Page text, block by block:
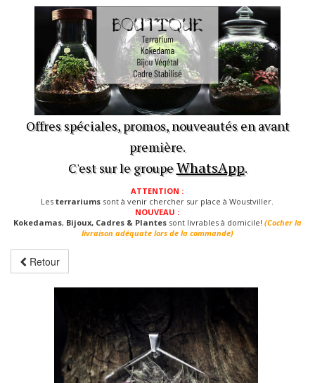
Offres spéciales, promos, nouveautés en avant
première.
C'est sur le groupeWhatsApp.
ATTENTION :
Lesterrariums sont à venir chercher sur place à Woustviller.
NOUVEAU :
Kokedamas, Bijoux, Cadres & Plantessont livrables à domicile! (Cocher la
livraison adéquate lors de la commande)
Retour